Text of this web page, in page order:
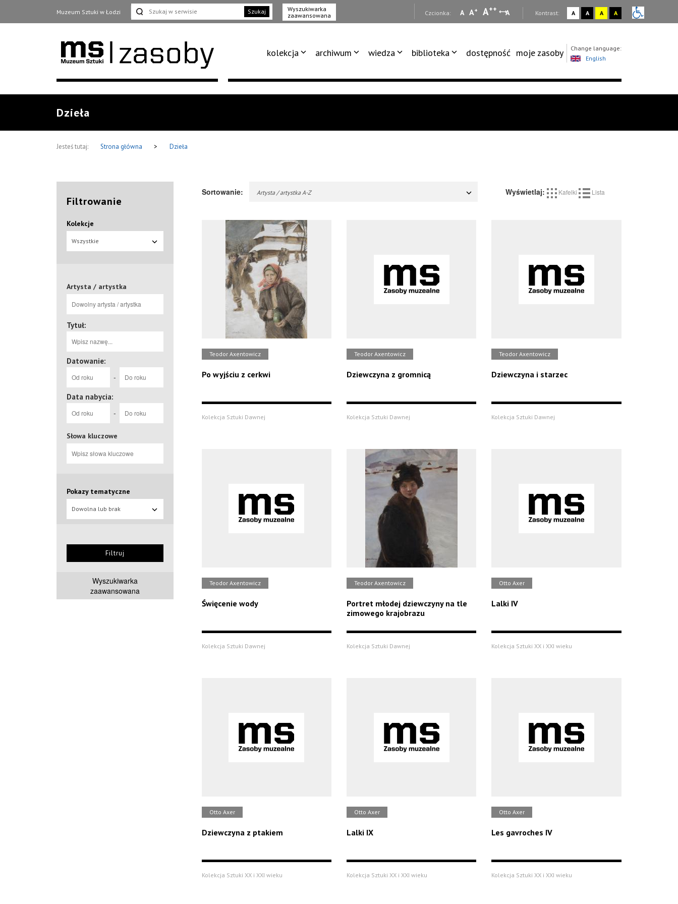
Muzeum Sztuki w Łodzi Szukaj
Wyszukiwarka
zaawansowana
Czcionka: A A+ A++ A Kontrast: A A A A
kolekcja archiwum wiedza biblioteka dostępność moje zasoby
Change language:
English
Dzieła
Jesteś tutaj: Strona główna > Dzieła
Filtrowanie
Kolekcje
Wszystkie
Artysta / artystka
Tytuł:
Datowanie:
-
Data nabycia:
-
Słowa kluczowe
Pokazy tematyczne
Dowolna lub brak
Filtruj
Wyszukiwarka
zaawansowana
Sortowanie: Artysta / artystka A-Z Wyświetlaj: Kafelki Lista
Teodor Axentowicz
Po wyjściu z cerkwi
Kolekcja Sztuki Dawnej
Teodor Axentowicz
Dziewczyna z gromnicą
Kolekcja Sztuki Dawnej
Teodor Axentowicz
Dziewczyna i starzec
Kolekcja Sztuki Dawnej
Teodor Axentowicz
Święcenie wody
Kolekcja Sztuki Dawnej
Teodor Axentowicz
Portret młodej dziewczyny na tle
zimowego krajobrazu
Kolekcja Sztuki Dawnej
Otto Axer
Lalki IV
Kolekcja Sztuki XX i XXI wieku
Otto Axer
Dziewczyna z ptakiem
Kolekcja Sztuki XX i XXI wieku
Otto Axer
Lalki IX
Kolekcja Sztuki XX i XXI wieku
Otto Axer
Les gavroches IV
Kolekcja Sztuki XX i XXI wieku